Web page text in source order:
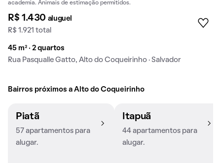
academia. Animais de estimação permitidos.
R$ 1.430 aluguel
R$ 1.921 total
45 m² · 2 quartos
Rua Pasqualle Gatto, Alto do Coqueirinho · Salvador
Bairros próximos a Alto do Coqueirinho
Piatã
57 apartamentos para
alugar.
Itapuã
44 apartamentos para
alugar.